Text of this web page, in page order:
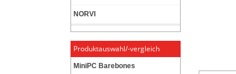
NORVI
Produktauswahl/-vergleich
MiniPC Barebones